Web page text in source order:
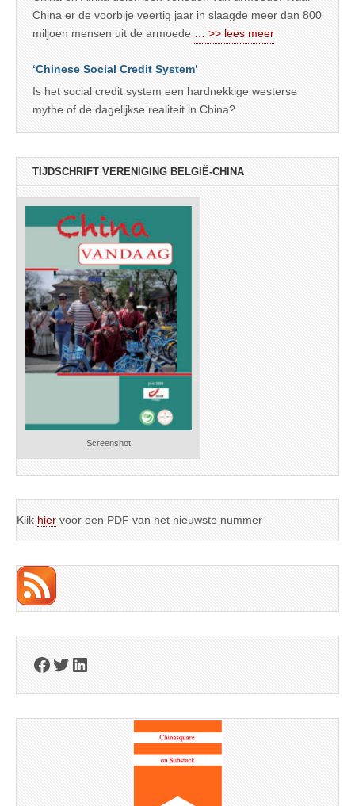
China er de voorbije veertig jaar in slaagde meer dan 800
miljoen mensen uit de armoede … >> lees meer
‘Chinese Social Credit System’
Is het social credit system een hardnekkige westerse
mythe of de dagelijkse realiteit in China?
TIJDSCHRIFT VERENIGING BELGIË-CHINA
Screenshot
Klik hier voor een PDF van het nieuwste nummer
Facebook
Twitter
LinkedIn